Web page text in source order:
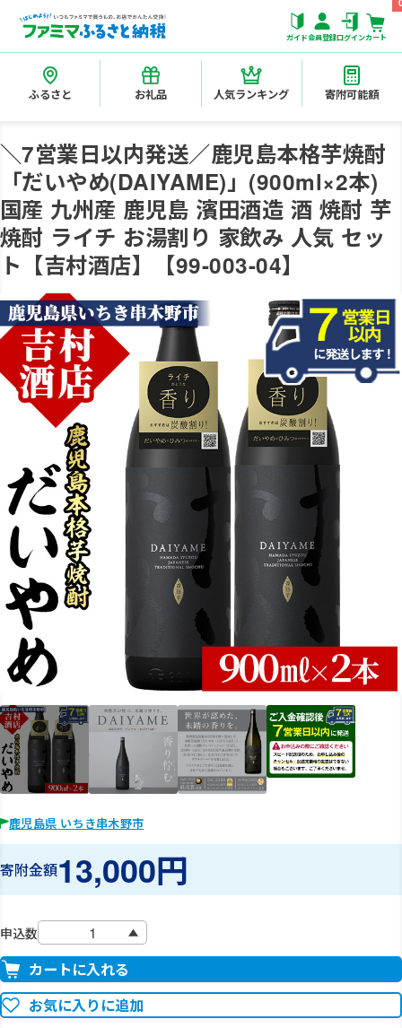
ガイド会員登録ログインカート
ふるさと お礼品 人気ランキング 寄附可能額
＼7営業日以内発送／鹿児島本格芋焼酎
「だいやめ(DAIYAME)」(900ml×2本)
国産 九州産 鹿児島 濱田酒造 酒 焼酎 芋
焼酎 ライチ お湯割り 家飲み 人気 セッ
ト【吉村酒店】【99-003-04】
鹿児島県 いちき串木野市
寄附金額13,000円
申込数
カートに入れる
お気に入りに追加